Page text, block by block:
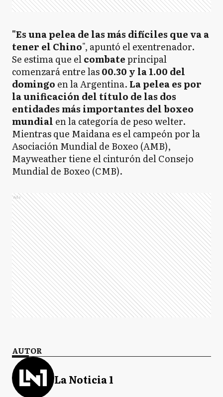
"Es una pelea de las más difíciles que va a
tener el Chino", apuntó el exentrenador.
Se estima que elcombateprincipal
comenzará entre las00.30 y la 1.00 del
domingo en la Argentina. La pelea es por
la unificación del título de las dos
entidades más importantes del boxeo
mundial en la categoría de peso welter.
Mientras que Maidana es el campeón por la
Asociación Mundial de Boxeo (AMB),
Mayweather tiene el cinturón del Consejo
Mundial de Boxeo (CMB).
Ads
AUTOR
La Noticia 1